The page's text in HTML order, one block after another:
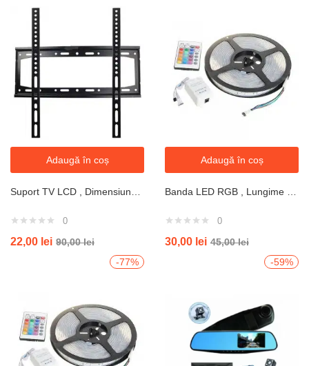
Adaugă în coș
0
22,00 lei 90,00lei
Adaugă în coș
0
30,00 lei 45,00lei
-77%
-59%